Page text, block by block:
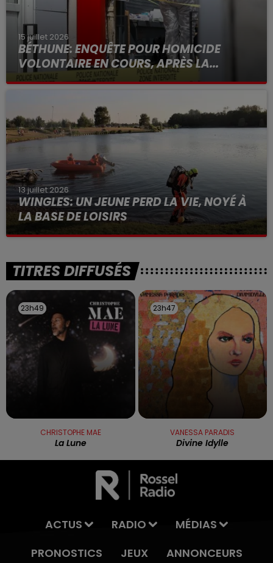
15 juillet 2026
BÉTHUNE: ENQUÊTE POUR HOMICIDE
VOLONTAIRE EN COURS, APRÈS LA...
Selon les premiers éléments, le logement servait
13 juillet 2026
WINGLES: UN JEUNE PERD LA VIE, NOYÉ À
LA BASE DE LOISIRS
La victime a coulé à pic
TITRES DIFFUSÉS
23h49
23h49
CHRISTOPHE MAE
La Lune
23h47
23h47
VANESSA PARADIS
Divine Idylle
ACTUS RADIO
MÉDIAS
PRONOSTICS
JEUX ANNONCEURS